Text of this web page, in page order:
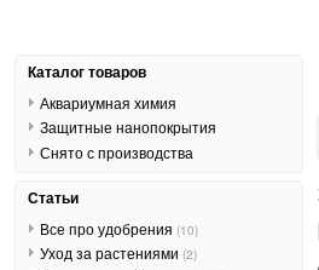
Каталог товаров
Аквариумная химия
Защитные нанопокрытия
Снято с производства
Статьи
Все про удобрения (10)
Уход за растениями (2)